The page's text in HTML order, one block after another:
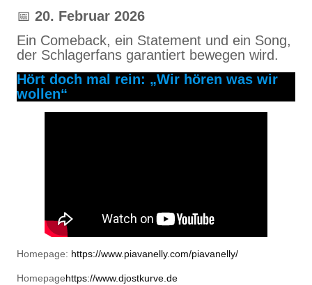
📅 20. Februar 2026
Ein Comeback, ein Statement und ein Song,
der Schlagerfans garantiert bewegen wird.
Hört doch mal rein: „Wir hören was wir
wollen“
Homepage: https://www.piavanelly.com/piavanelly/
Homepagehttps://www.djostkurve.de